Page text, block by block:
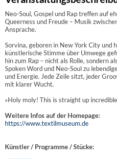
Neo-Soul, Gospel und Rap treffen auf
Queerness und Freude – Musik
Ansprache.
Sorvina, geboren in New York City und
künstlerische Stimme über Umwege
hin zum Rap – nicht als Rolle, sondern
Spoken Word und Neo-Soul zu
und Energie. Jede Zeile sitzt, jeder
mit klarer Wucht.
»Holy moly! This is straight up
Weitere Infos auf der Homepage:
https://www.textilmuseum.de
Künstler / Programme / Stücke: